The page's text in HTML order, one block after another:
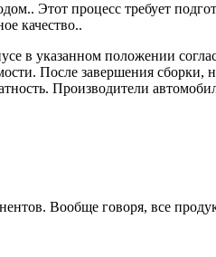
Этот процесс требует
качество..
в указанном положении
После завершения
Производители
Вообще говоря, все